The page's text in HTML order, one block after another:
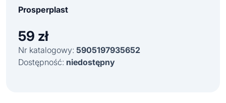
Prosperplast
59 zł
Nr katalogowy: 5905197935652
Dostępność: niedostępny